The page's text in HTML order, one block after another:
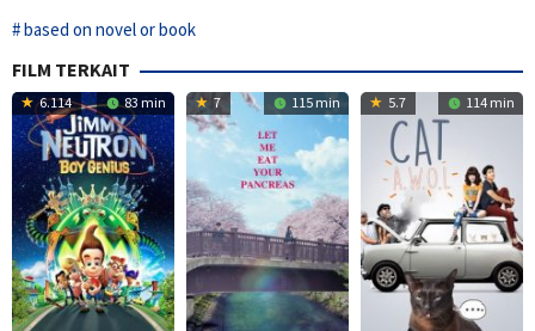
based on novel or book
FILM TERKAIT
6.114 83 min 7 115 min 5.7 114 min